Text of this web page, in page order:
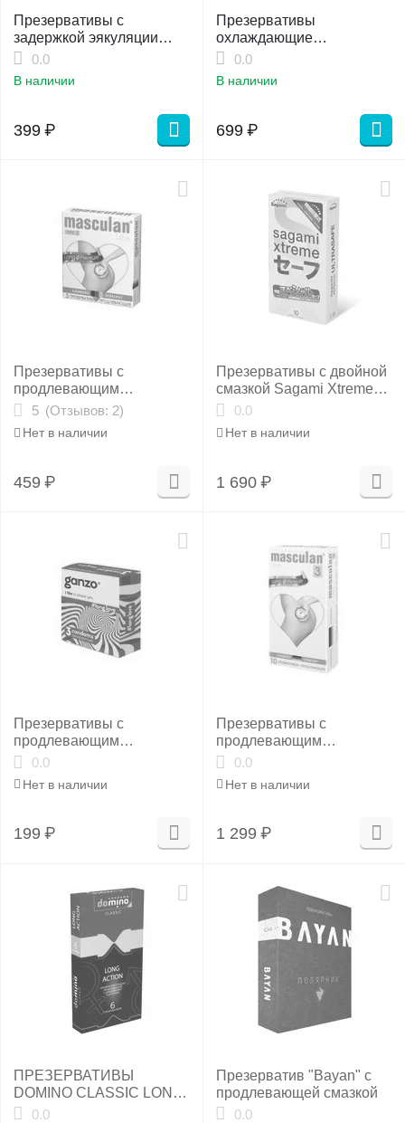
Презервативы с
задержкой эякуляции
"Elasun"
0.0
В наличии
399 ₽
Презервативы
охлаждающие
ультратонкие "Ice" Elasun
0.0
В наличии
699 ₽
Презервативы с
продлевающим
эффектом Masculan 3
Ultra, 3 шт
(Отзывов: 2)
5
Нет в наличии
459 ₽
Презервативы с двойной
смазкой Sagami Xtreme
Ultrasafe, 10 шт
0.0
Нет в наличии
1 690 ₽
Презервативы с
продлевающим
эффектом Ganzo Long
0.0
Нет в наличии
199 ₽
Презервативы с
продлевающим
эффектом Masculan 3
0.0
Нет в наличии
1 299 ₽
ПРЕЗЕРВАТИВЫ
DOMINO CLASSIC LONG
ACTION 6 штук
0.0
Презерватив "Bayan" с
продлевающей смазкой
0.0